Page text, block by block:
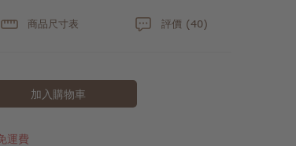
商品尺寸表 評價 (40)
加入購物車
運費